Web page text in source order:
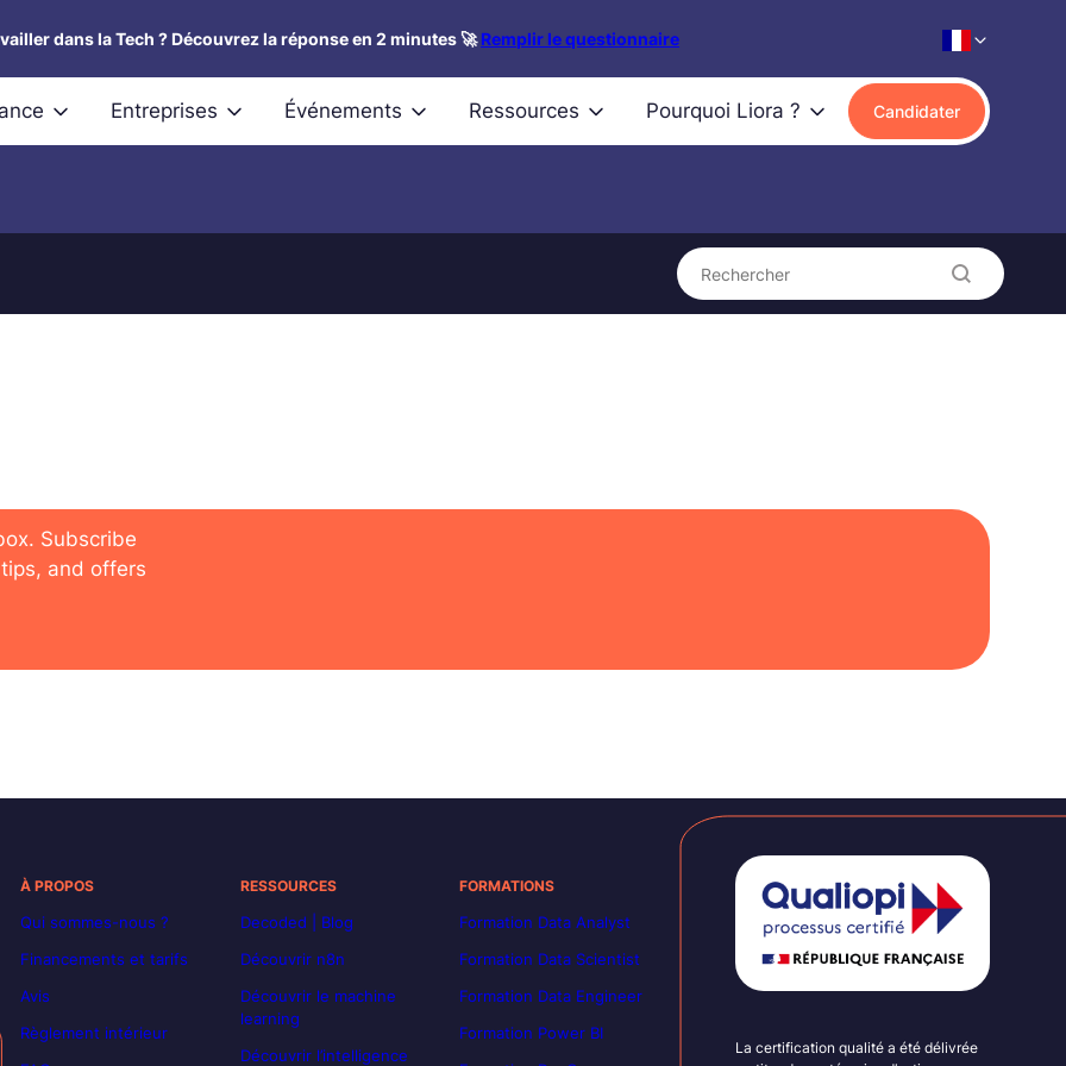
dans la Tech ? Découvrez la réponse en 2 minutes 🚀Remplir le questionnaire
Entreprises Événements Ressources Pourquoi Liora ? Candidater
Rechercher
Subscribe
and offers
À PROPOS
Qui sommes-nous ?
Financements et tarifs
Avis
Règlement intérieur
RESSOURCES
Decoded | Blog
Découvrir n8n
Découvrir le machine
learning
Découvrir l’intelligence
FORMATIONS
Formation Data Analyst
Formation Data Scientist
Formation Data Engineer
Formation Power BI
La certification qualité a été délivrée